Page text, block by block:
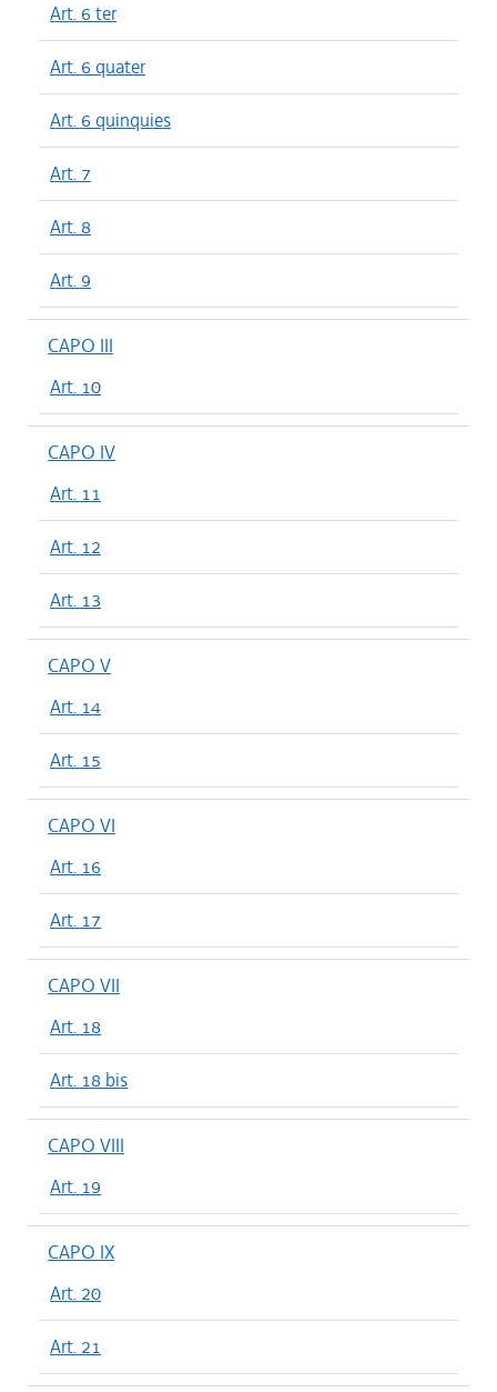
Art. 6 ter
Art. 6 quater
Art. 6 quinquies
Art. 7
Art. 8
Art. 9
CAPO III
Art. 10
CAPO IV
Art. 11
Art. 12
Art. 13
CAPO V
Art. 14
Art. 15
CAPO VI
Art. 16
Art. 17
CAPO VII
Art. 18
Art. 18 bis
CAPO VIII
Art. 19
CAPO IX
Art. 20
Art. 21